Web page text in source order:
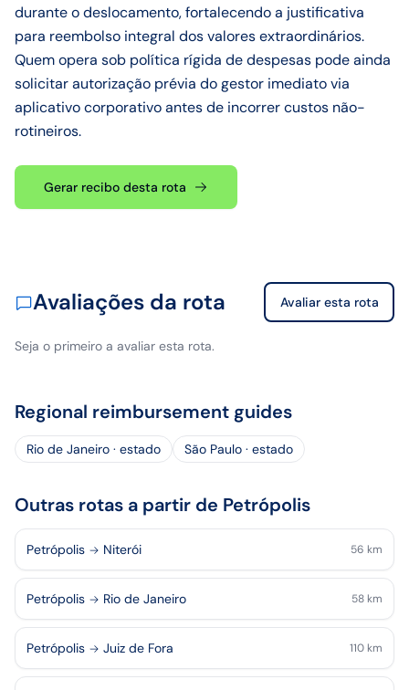
durante o deslocamento, fortalecendo a justificativa
para reembolso integral dos valores extraordinários.
Quem opera sob política rígida de despesas pode ainda
solicitar autorização prévia do gestor imediato via
aplicativo corporativo antes de incorrer custos não-
rotineiros.
Gerar recibo desta rota
Avaliações da rota Avaliar esta rota
Seja o primeiro a avaliar esta rota.
Regional reimbursement guides
Rio de Janeiro · estado São Paulo · estado
Outras rotas a partir de Petrópolis
Petrópolis Niterói 56 km
Petrópolis Rio de Janeiro 58 km
Petrópolis Juiz de Fora 110 km